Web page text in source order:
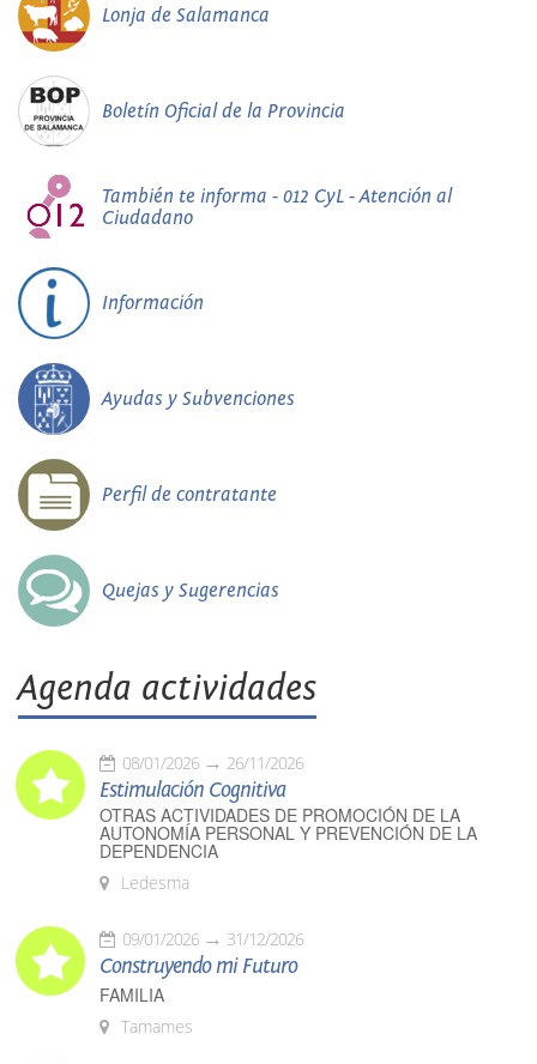
Lonja de Salamanca
Boletín Oficial de la Provincia
También te informa - 012 CyL - Atención al
Ciudadano
Información
Ayudas y Subvenciones
Perfil de contratante
Quejas y Sugerencias
Agenda actividades
08/01/2026 26/11/2026
Estimulación Cognitiva
OTRAS ACTIVIDADES DE PROMOCIÓN DE LA
AUTONOMÍA PERSONAL Y PREVENCIÓN DE LA
DEPENDENCIA
Ledesma
09/01/2026 31/12/2026
Construyendo mi Futuro
FAMILIA
Tamames